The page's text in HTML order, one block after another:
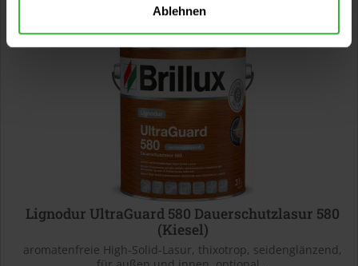
Ablehnen
Lignodur UltraGuard 580 Dauerschutzlasur 580
(Kiesel)
aromatenfreie High-Solid-Lasur, thixotrop, seidenglänzend,